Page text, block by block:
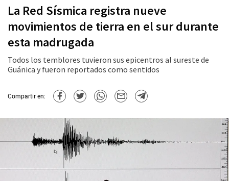
La Red Sísmica registra nueve
movimientos de tierra en el sur durante
esta madrugada
Todos los temblores tuvieron sus epicentros al sureste de
Guánica y fueron reportados como sentidos
Compartir en: